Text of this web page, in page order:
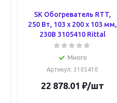
SK Обогреватель RTT,
250 Вт, 103 х 200 х 103 мм,
230В 3105410 Rittal
Много
Артикул: 3105410
22 878.01 ₽/шт